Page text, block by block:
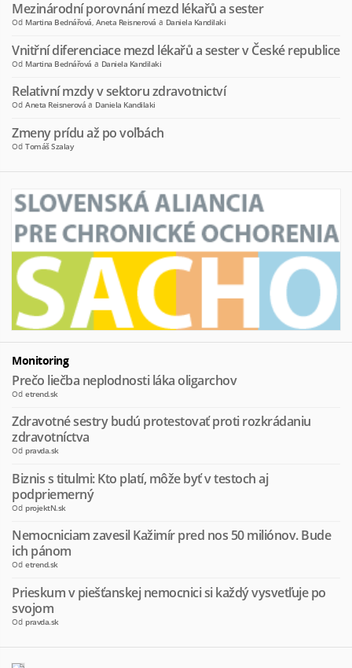
Mezinárodní porovnání mezd lékařů a sester
Od Martina Bednářová, Aneta Reisnerová a Daniela Kandilaki
Vnitřní diferenciace mezd lékařů a sester v České republice
Od Martina Bednářová a Daniela Kandilaki
Relativní mzdy v sektoru zdravotnictví
Od Aneta Reisnerová a Daniela Kandilaki
Zmeny prídu až po voľbách
Od Tomáš Szalay
Monitoring
Prečo liečba neplodnosti láka oligarchov
Od etrend.sk
Zdravotné sestry budú protestovať proti rozkrádaniu
zdravotníctva
Od pravda.sk
Biznis s titulmi: Kto platí, môže byť v testoch aj
podpriemerný
Od projektN.sk
Nemocniciam zavesil Kažimír pred nos 50 miliónov. Bude
ich pánom
Od etrend.sk
Prieskum v piešťanskej nemocnici si každý vysvetľuje po
svojom
Od pravda.sk